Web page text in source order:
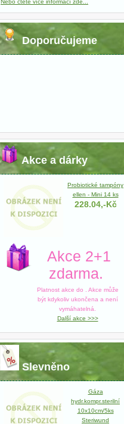
Nebo čtěte více informací zde...
Doporučujeme
Akce a dárky
Probiotické tampóny
ellen - Mini 14 ks
228.04,-Kč
Akce 2+1
zdarma.
Platnost akce do
. Akce může
být kdykoliv ukončena a není
vymáhatelná.
Další akce >>>
Slevněno
Gáza
hydr.kompr.sterilní
10x10cm/5ks
Steriwund